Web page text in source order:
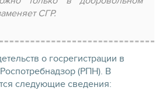
СГР.
о госрегистрации в
(РПН). В
следующие сведения: